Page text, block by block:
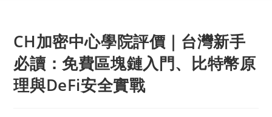
CH加密中心學院評價｜台灣新手
必讀：免費區塊鏈入門、比特幣原
理與DeFi安全實戰